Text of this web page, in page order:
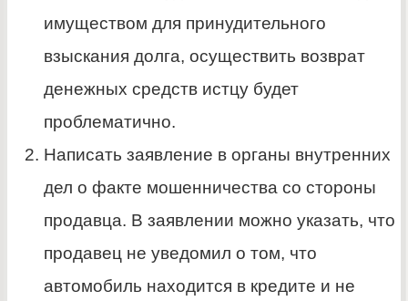
имуществом для принудительного
взыскания долга, осуществить возврат
денежных средств истцу будет
проблематично.
Написать заявление в органы внутренних
дел о факте мошенничества со стороны
продавца. В заявлении можно указать, что
продавец не уведомил о том, что
автомобиль находится в кредите и не